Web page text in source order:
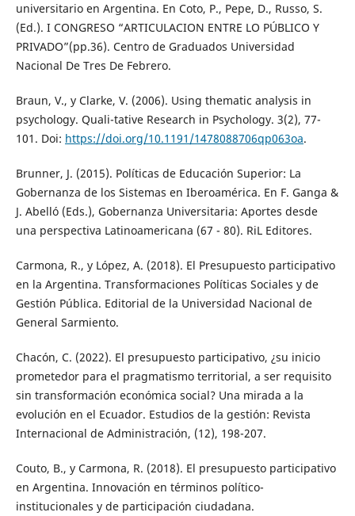
universitario en Argentina. En Coto, P., Pepe, D., Russo, S.
(Ed.). I CONGRESO “ARTICULACION ENTRE LO PÚBLICO Y
PRIVADO”(pp.36). Centro de Graduados Universidad
Nacional De Tres De Febrero.
Braun, V., y Clarke, V. (2006). Using thematic analysis in
psychology. Quali-tative Research in Psychology. 3(2), 77-
101. Doi: https://doi.org/10.1191/1478088706qp063oa.
Brunner, J. (2015). Políticas de Educación Superior: La
Gobernanza de los Sistemas en Iberoamérica. En F. Ganga &
J. Abelló (Eds.), Gobernanza Universitaria: Aportes desde
una perspectiva Latinoamericana (67 - 80). RiL Editores.
Carmona, R., y López, A. (2018). El Presupuesto participativo
en la Argentina. Transformaciones Políticas Sociales y de
Gestión Pública. Editorial de la Universidad Nacional de
General Sarmiento.
Chacón, C. (2022). El presupuesto participativo, ¿su inicio
prometedor para el pragmatismo territorial, a ser requisito
sin transformación económica social? Una mirada a la
evolución en el Ecuador. Estudios de la gestión: Revista
Internacional de Administración, (12), 198-207.
Couto, B., y Carmona, R. (2018). El presupuesto participativo
en Argentina. Innovación en términos político-
institucionales y de participación ciudadana.